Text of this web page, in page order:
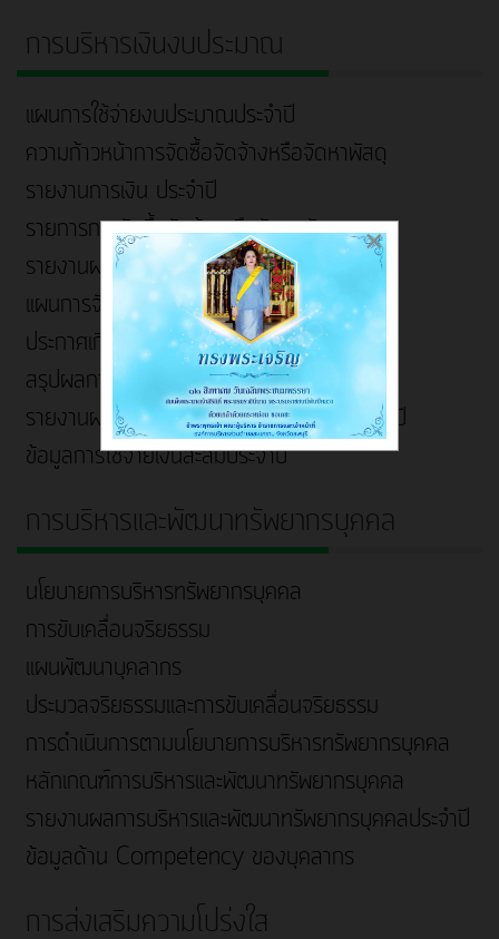
การบริหารเงินงบประมาณ
แผนการใช้จ่ายงบประมาณประจำปี
ความก้าวหน้าการจัดซื้อจัดจ้างหรือจัดหาพัสดุ
รายงานการเงิน ประจำปี
รายการการจัดซื้อจัดจ้างหรือจัดหาพัสดุ
รายงานผลการใช้จ่ายงบประมาณประจำปี
แผนการจัดซื้อจัดจ้าง
ประกาศเกี่ยวกับจัดซื้อจัดจ้าง
สรุปผลการจัดซื้อจัดจ้าง/จัดหาพัสดุรายเดือน
รายงานผลการจัดซื้อจัดจ้าง/จัดหาพัสดุประจำปี
ข้อมูลการใช้จ่ายเงินสะสมประจำปี
การบริหารและพัฒนาทรัพยากรบุคคล
นโยบายการบริหารทรัพยากรบุคคล
การขับเคลื่อนจริยธรรม
แผนพัฒนาบุคลากร
ประมวลจริยธรรมและการขับเคลื่อนจริยธรรม
การดำเนินการตามนโยบายการบริหารทรัพยากรบุคคล
หลักเกณฑ์การบริหารและพัฒนาทรัพยากรบุคคล
รายงานผลการบริหารและพัฒนาทรัพยากรบุคคลประจำปี
ข้อมูลด้าน Competency ของบุคลากร
การส่งเสริมความโปร่งใส
×